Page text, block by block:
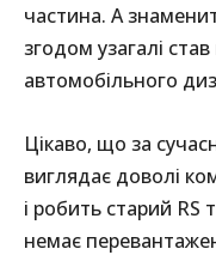
частина. А
згодом узагалі
автомобільного
Цікаво, що за
виглядає доволі
і робить старий
немає